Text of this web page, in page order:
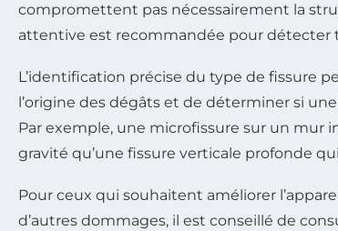
compromettent pas nécessairement la
attentive est recommandée pour détecter
L’identification précise du type de fissure
l’origine des dégâts et de déterminer si
Par exemple, une microfissure sur un mur
gravité qu’une fissure verticale profonde
Pour ceux qui souhaitent améliorer
d’autres dommages, il est conseillé de